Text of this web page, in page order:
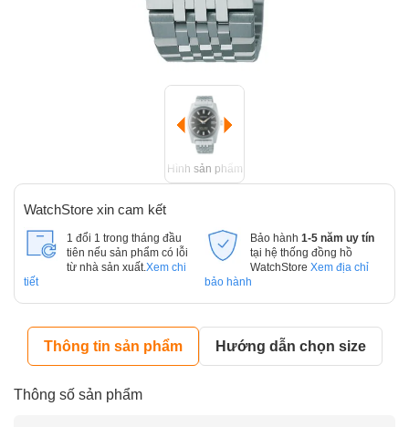
Hình sản phẩm
WatchStore xin cam kết
1 đổi 1 trong tháng đầu
tiên nếu sản phẩm có lỗi
từ nhà sản xuất. Xem chi
tiết
Bảo hành 1-5 năm uy tín
tại hệ thống đồng hồ
WatchStore Xem địa chỉ
bảo hành
Thông tin sản phẩm Hướng dẫn chọn size
Thông số sản phẩm